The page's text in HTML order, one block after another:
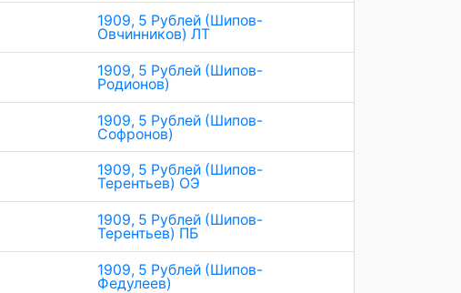
1909, 5 Рублей (Шипов-
Овчинников) ЛТ
1909, 5 Рублей (Шипов-
Родионов)
1909, 5 Рублей (Шипов-
Софронов)
1909, 5 Рублей (Шипов-
Терентьев) ОЭ
1909, 5 Рублей (Шипов-
Терентьев) ПБ
1909, 5 Рублей (Шипов-
Федулеев)